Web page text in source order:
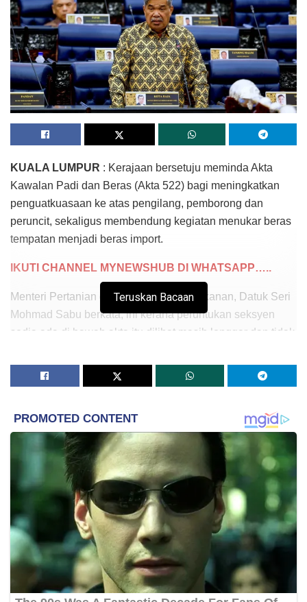
KUALA LUMPUR : Kerajaan bersetuju meminda Akta
Kawalan Padi dan Beras (Akta 522) bagi meningkatkan
penguatkuasaan ke atas pengilang, pemborong dan
peruncit, sekaligus membendung kegiatan menukar beras
tempatan menjadi beras import.
IKUTI CHANNEL MYNEWSHUB DI WHATSAPP…..
Menteri Pertanian dan Keterjaminan Makanan, Datuk Seri
Mohmad Sabu berkata, ini kerana peruntukan seksyen
sedia ada di bawah akta itu dilihat masih longgar dan tidak
“Selepas ini kita akan pergi ke fasa kedua iaitu
tahu akta itu begitu longgar sehingga berlaku kegiatan
pencampuran beras, (persoalannya) sama ada kita boleh
dakwa dimahkamah dan sebagainya.
“Ini dilihat oleh pihak undang-undang. Perlu ada beberapa
pindaan supaya apabila kita beralih ke fasa kedua nanti,
kita akan dapat membela kedudukan petani ke tahap lebih
baik,” katanya ketika menggulung perbahasan selepas
sesi penerangan khas Menteri Pertanian dan Keterjaminan
Makanan di Dewan Rakyat.
Akta 522 ketika ini tidak menyenaraikan kesalahan
Teruskan Bacaan